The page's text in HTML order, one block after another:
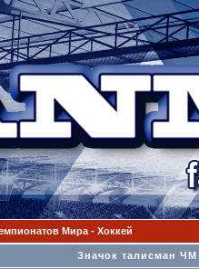
Мира - Хоккей
Значок талисман ЧМ